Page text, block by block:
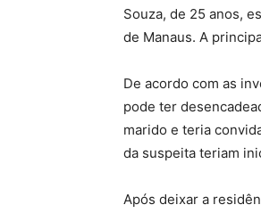
Souza, de 25 anos,
de Manaus. A
De acordo com as
pode ter
marido e teria
da suspeita teriam
Após deixar a